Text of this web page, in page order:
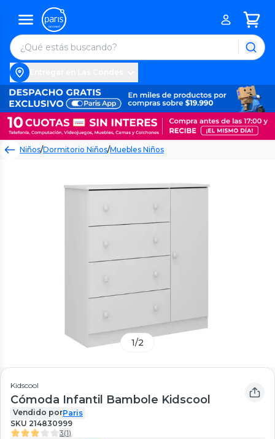
Niños/Dormitorio Niños/Muebles Niños
1/2
Kidscool
Cómoda Infantil Bambole Kidscool
Vendido porParis
SKU 214830999
3(1)